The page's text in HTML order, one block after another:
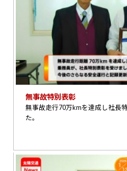
無事故特別表彰
無事故走行70万kmを達成し社長
た。